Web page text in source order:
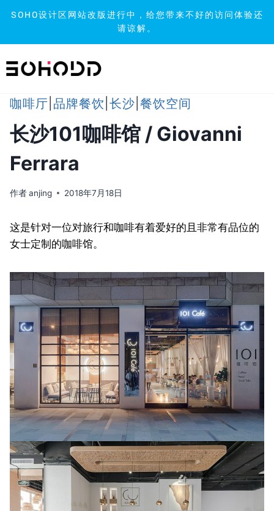
SOHO设计区网站改版进行中，给您带来不好的访问体验还
请谅解。
到
咖啡厅 品牌餐饮 长沙 餐饮空间
长沙101咖啡馆 / Giovanni
Ferrara
作者anjing 2018年7月18日
这是针对一位对旅行和咖啡有着爱好的且非常有品位的
女士定制的咖啡馆。